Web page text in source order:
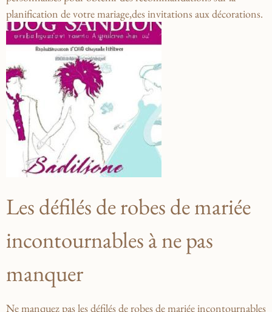
planification de votre mariage,des‍ invitations aux décorations.
Les défilés de robes de mariée
incontournables à ne pas
manquer
Ne ‌manquez pas ‍les défilés de robes de‍ mariée⁣ incontournables